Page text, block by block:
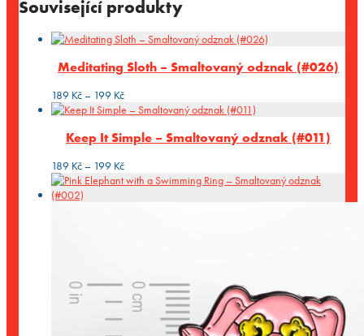
Související produkty
Meditating Sloth – Smaltovaný odznak (#026)
189 Kč – 199 KčRozpětí
cen:
až
Keep It Simple – Smaltovaný odznak (#011)
189 Kč – 199 KčRozpětí
cen: